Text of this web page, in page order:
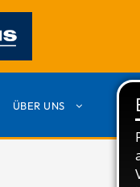
ÜBER UNS